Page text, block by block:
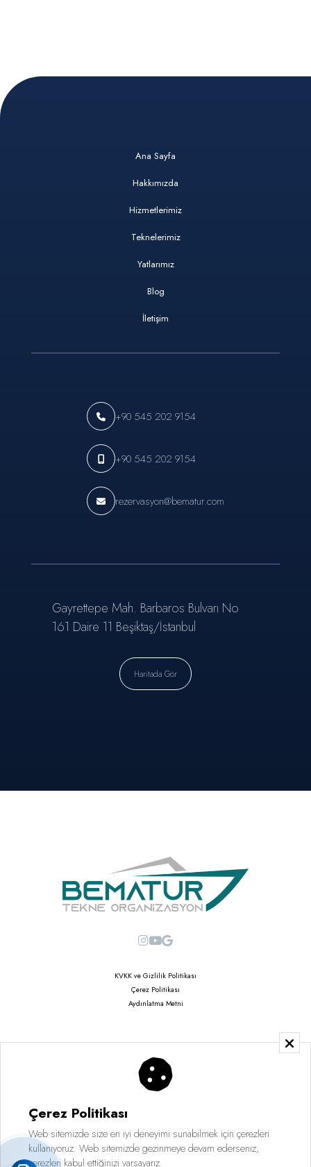
KVKK ve Gizlilik Politikası
Çerez Politikası
Aydınlatma Metni
Copyright © 2026
Saruhan Web Ajans | Tüm Hakları Saklıdır
Ana Sayfa
Hakkımızda
Hizmetlerimiz
Teknelerimiz
Yatlarımız
Blog
İletişim
+90 545 202 9154
+90 545 202 9154
rezervasyon@bematur.com
Gayrettepe Mah. Barbaros Bulvarı No
161 Daire 11 Beşiktaş/İstanbul
Haritada Gör
Çerez Politikası
Web sitemizde size en iyi deneyimi sunabilmek için çerezleri
kullanıyoruz. Web sitemizde gezinmeye devam ederseniz,
çerezleri kabul ettiğinizi varsayarız.